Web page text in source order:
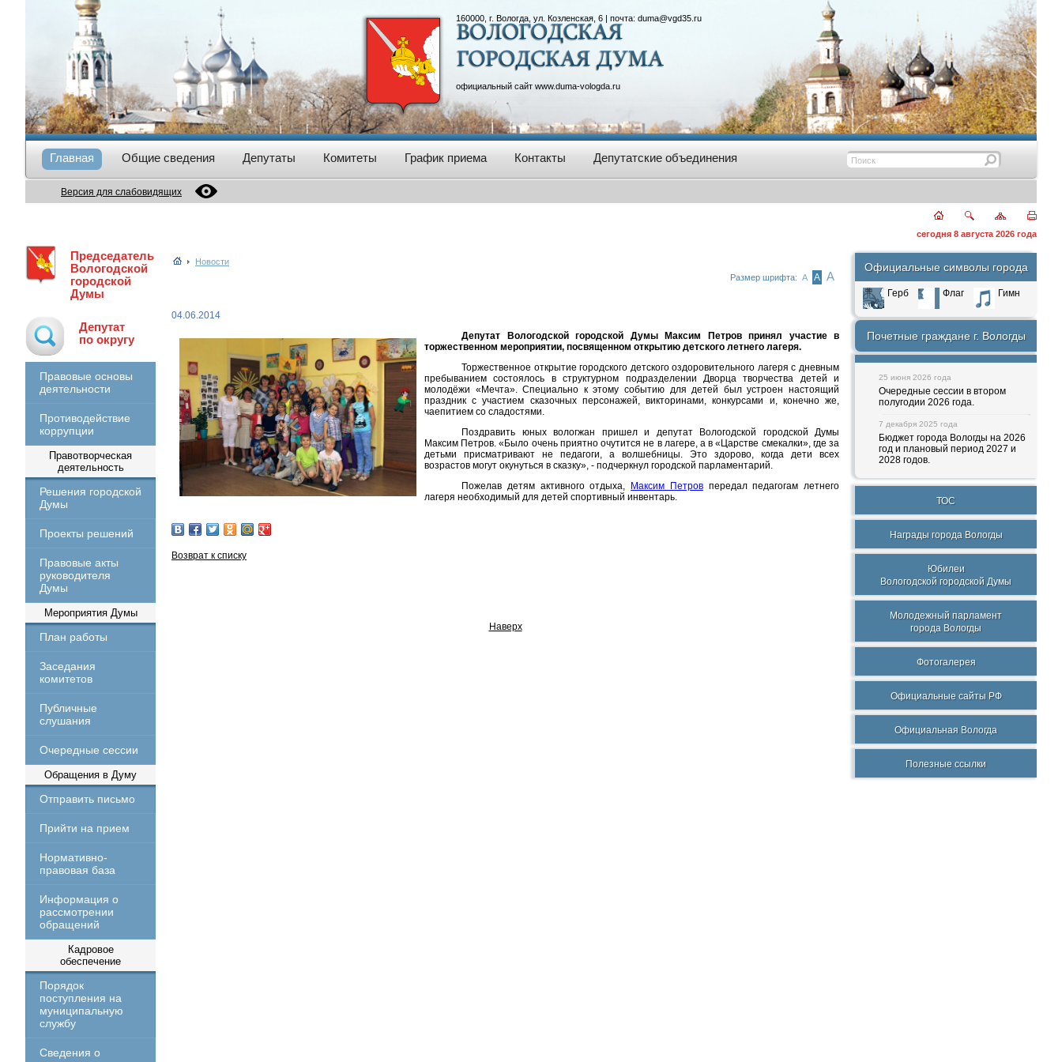
160000, г. Вологда, ул. Козленская, 6 | почта: duma@vgd35.ru
официальный сайт www.duma-vologda.ru
Главная Общие сведения Депутаты Комитеты График приема Контакты Депутатские объединения
Версия для слабовидящих
сегодня 8 августа 2026 года
Председатель
Вологодской
городской
Думы
Депутат
по округу
Правовые основы
деятельности
Противодействие
коррупции
Правотворческая
деятельность
Решения городской
Думы
Проекты решений
Правовые акты
руководителя
Думы
Мероприятия Думы
План работы
Заседания
комитетов
Публичные
слушания
Очередные сессии
Обращения в Думу
Отправить письмо
Прийти на прием
Нормативно-
правовая база
Информация о
рассмотрении
обращений
Кадровое
обеспечение
Порядок
поступления на
муниципальную
службу
Сведения о
Новости
Размер шрифта: А А А
04.06.2014
Депутат Вологодской городской Думы Максим Петров принял участие в
торжественном мероприятии, посвященном открытию детского летнего лагеря.
Торжественное открытие городского детского оздоровительного лагеря с дневным
пребыванием состоялось в структурном подразделении Дворца творчества детей и
молодёжи «Мечта». Специально к этому событию для детей был устроен настоящий
праздник с участием сказочных персонажей, викторинами, конкурсами и, конечно же,
чаепитием со сладостями.
Поздравить юных вологжан пришел и депутат Вологодской городской Думы
Максим Петров. «Было очень приятно очутится не в лагере, а в «Царстве смекалки», где за
детьми присматривают не педагоги, а волшебницы. Это здорово, когда дети всех
возрастов могут окунуться в сказку», - подчеркнул городской парламентарий.
Пожелав детям активного отдыха,
Максим Петровпередал педагогам летнего
лагеря необходимый для детей спортивный инвентарь.
Возврат к списку
Наверх
Официальные символы города
Герб Флаг Гимн
Почетные граждане г. Вологды
25 июня 2026 года
Очередные сессии в втором
полугодии 2026 года.
7 декабря 2025 года
Бюджет города Вологды на 2026
год и плановый период 2027 и
2028 годов.
ТОС
Награды города Вологды
Юбилеи
Вологодской городской Думы
Молодежный парламент
города Вологды
Фотогалерея
Официальные сайты РФ
Официальная Вологда
Полезные ссылки